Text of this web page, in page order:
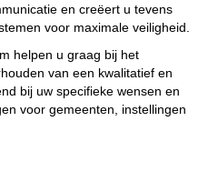
en creëert u tevens
voor maximale veiligheid.
helpen u graag bij het
van een kwalitatief en
bij uw specifieke wensen en
voor gemeenten, instellingen